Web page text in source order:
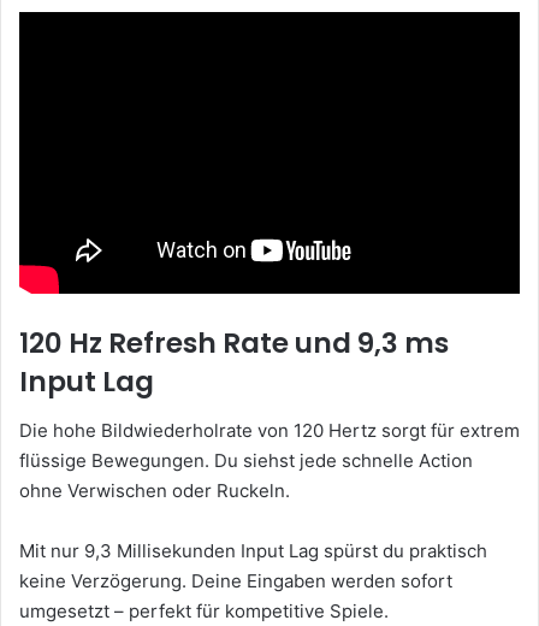
120 Hz Refresh Rate und 9,3 ms
Input Lag
Die hohe Bildwiederholrate von 120 Hertz sorgt für extrem
flüssige Bewegungen. Du siehst jede schnelle Action
ohne Verwischen oder Ruckeln.
Mit nur 9,3 Millisekunden Input Lag spürst du praktisch
keine Verzögerung. Deine Eingaben werden sofort
umgesetzt – perfekt für kompetitive Spiele.